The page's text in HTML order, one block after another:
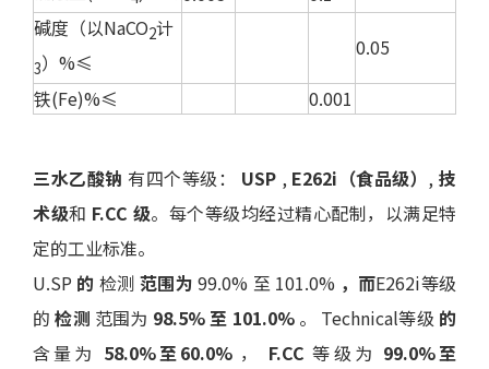
碱度（以NaCO2计
3）%≤
0.05
铁(Fe)%≤
0.001
三水乙酸钠 有四个等级： USP , E262i（食品级） ,技
术级和 F.CC 级。每个等级均经过精心配制，以满足特
定的工业标准。
U.SP 的 检测范围为 99.0% 至 101.0% ，而E262i等级
的检测 范围为 98.5% 至 101.0% 。 Technical等级 的
含量为 58.0%至60.0% ， F.CC 等级为 99.0%至